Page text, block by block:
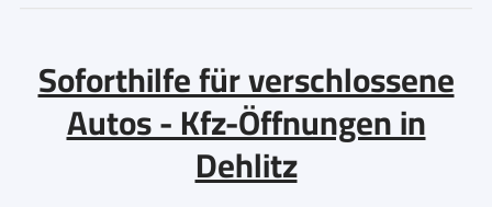
Soforthilfe für verschlossene
Autos - Kfz-Öffnungen in
Dehlitz